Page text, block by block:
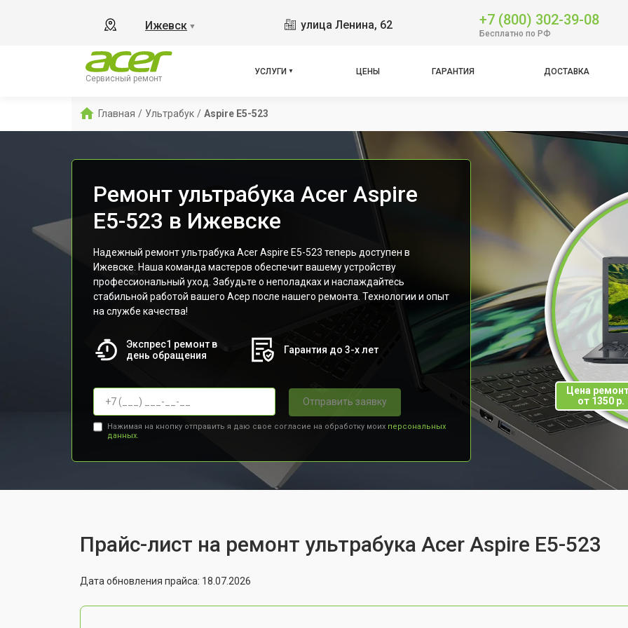
Ижевск ▼ улица Ленина, 62 +7 (800) 302-39-08
Бесплатно по РФ
Сервисный ремонт
УСЛУГИ ЦЕНЫ ГАРАНТИЯ ДОСТАВКА
Главная / Ультрабук / Aspire E5-523
Ремонт ультрабука Acer Aspire
E5-523 в Ижевске
Надежный ремонт ультрабука Acer Aspire E5-523 теперь доступен в
Ижевске. Наша команда мастеров обеспечит вашему устройству
профессиональный уход. Забудьте о неполадках и наслаждайтесь
стабильной работой вашего Асер после нашего ремонта. Технологии и опыт
на службе качества!
Экспрес1 ремонт в
день обращения
Гарантия до 3-х лет
Отправить заявку
Нажимая на кнопку отправить я даю свое согласие на обработку моих персональных
данных.
Цена
от 1350 р.
Прайс-лист на ремонт ультрабука Acer Aspire E5-523
Дата обновления прайса: 18.07.2026